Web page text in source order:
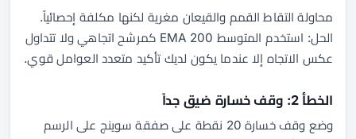
محاولة التقاط القمم والقيعان مغرية لكنها مكلفة إحصائياً.
الحل: استخدم المتوسط 200 EMA كمرشح اتجاهي ولا تتداول
عكس الاتجاه إلا عندما يكون لديك تأكيد متعدد العوامل قوي.
الخطأ 2: وقف خسارة ضيق جداً
وضع وقف خسارة 20 نقطة على صفقة سوينج على الرسم